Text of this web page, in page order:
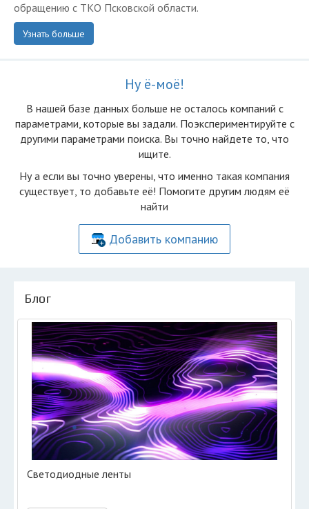
обращению с ТКО Псковской области.
Узнать больше
Ну ё-моё!
В нашей базе данных больше не осталоcь компаний с
параметрами, которые вы задали. Поэкспериментируйте с
другими параметрами поиска. Вы точно найдете то, что
ищите.
Ну а если вы точно уверены, что именно такая компания
существует, то добавьте её! Помогите другим людям её
найти
Добавить компанию
Блог
Светодиодные ленты